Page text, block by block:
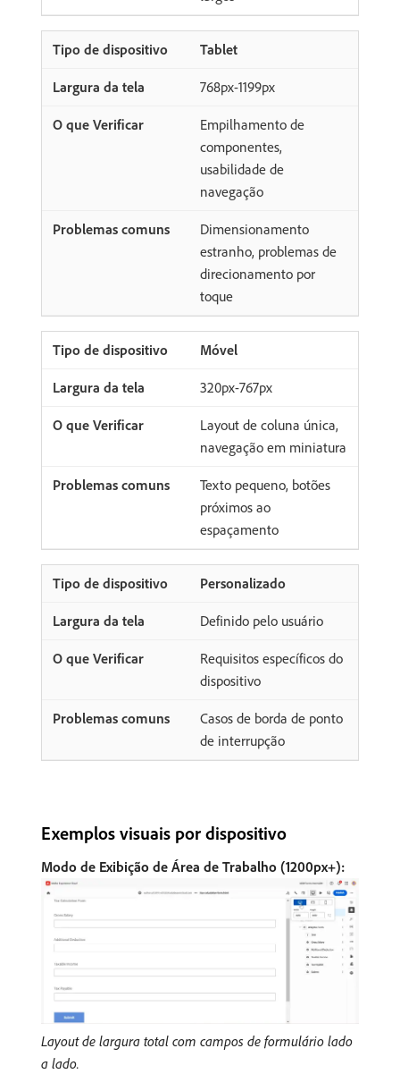
Tablet
768px-1199px
Empilhamento de
componentes,
usabilidade de
navegação
Dimensionamento
estranho, problemas de
direcionamento por
toque
Móvel
320px-767px
Layout de coluna única,
navegação em miniatura
Texto pequeno, botões
próximos ao
espaçamento
Personalizado
Definido pelo usuário
Requisitos específicos do
dispositivo
Casos de borda de ponto
de interrupção
Exemplos visuais por dispositivo
Modo de Exibição de Área de Trabalho (1200px+):
Layout de largura total com campos de formulário lado
a lado.